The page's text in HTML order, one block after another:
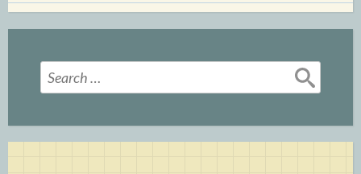
Search
for: